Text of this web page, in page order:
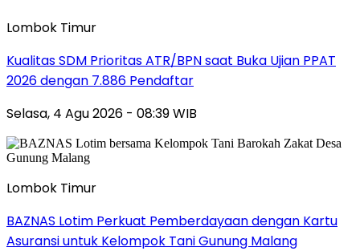
Lombok Timur
Kualitas SDM Prioritas ATR/BPN saat Buka Ujian PPAT
2026 dengan 7.886 Pendaftar
Selasa, 4 Agu 2026 - 08:39 WIB
Lombok Timur
BAZNAS Lotim Perkuat Pemberdayaan dengan Kartu
Asuransi untuk Kelompok Tani Gunung Malang